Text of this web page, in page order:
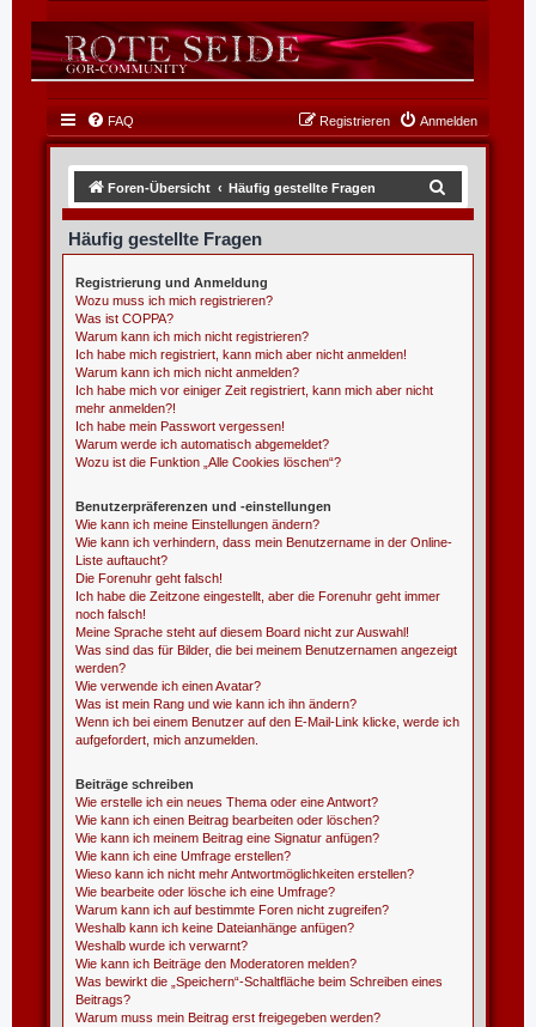
FAQ Anmelden
Registrieren
Foren-Übersicht Häufig gestellte Fragen
Häufig gestellte Fragen
Registrierung und Anmeldung
Wozu muss ich mich registrieren?
Was ist COPPA?
Warum kann ich mich nicht registrieren?
Ich habe mich registriert, kann mich aber nicht anmelden!
Warum kann ich mich nicht anmelden?
Ich habe mich vor einiger Zeit registriert, kann mich aber nicht
mehr anmelden?!
Ich habe mein Passwort vergessen!
Warum werde ich automatisch abgemeldet?
Wozu ist die Funktion „Alle Cookies löschen“?
Benutzerpräferenzen und -einstellungen
Wie kann ich meine Einstellungen ändern?
Wie kann ich verhindern, dass mein Benutzername in der Online-
Liste auftaucht?
Die Forenuhr geht falsch!
Ich habe die Zeitzone eingestellt, aber die Forenuhr geht immer
noch falsch!
Meine Sprache steht auf diesem Board nicht zur Auswahl!
Was sind das für Bilder, die bei meinem Benutzernamen angezeigt
werden?
Wie verwende ich einen Avatar?
Was ist mein Rang und wie kann ich ihn ändern?
Wenn ich bei einem Benutzer auf den E-Mail-Link klicke, werde ich
aufgefordert, mich anzumelden.
Beiträge schreiben
Wie erstelle ich ein neues Thema oder eine Antwort?
Wie kann ich einen Beitrag bearbeiten oder löschen?
Wie kann ich meinem Beitrag eine Signatur anfügen?
Wie kann ich eine Umfrage erstellen?
Wieso kann ich nicht mehr Antwortmöglichkeiten erstellen?
Wie bearbeite oder lösche ich eine Umfrage?
Warum kann ich auf bestimmte Foren nicht zugreifen?
Weshalb kann ich keine Dateianhänge anfügen?
Weshalb wurde ich verwarnt?
Wie kann ich Beiträge den Moderatoren melden?
Was bewirkt die „Speichern“-Schaltfläche beim Schreiben eines
Beitrags?
Warum muss mein Beitrag erst freigegeben werden?